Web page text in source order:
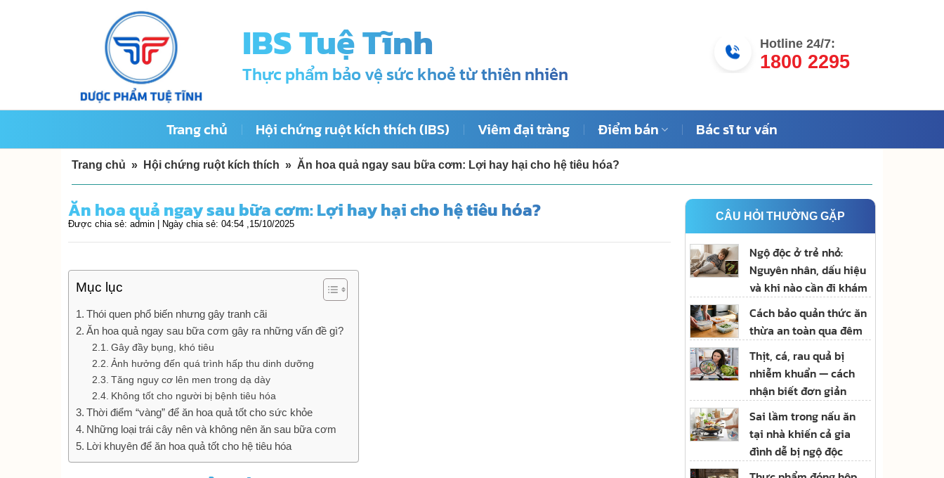
IBS Tuệ Tĩnh
Thực phẩm bảo vệ sức khoẻ từ thiên nhiên
Hotline 24/7:
1800 2295
Trang chủ Hội chứng ruột kích thích (IBS) Viêm đại tràng Điểm bán Bác sĩ tư vấn
Trang chủ » Hội chứng ruột kích thích » Ăn hoa quả ngay sau bữa cơm: Lợi hay hại cho hệ tiêu hóa?
Ăn hoa quả ngay sau bữa cơm: Lợi hay hại cho hệ tiêu hóa?
Được chia sẻ: admin | Ngày chia sẻ: 04:54 ,15/10/2025
Mục lục
Thói quen phổ biến nhưng gây tranh cãi
Ăn hoa quả ngay sau bữa cơm gây ra những vấn đề gì?
Gây đầy bụng, khó tiêu
Ảnh hưởng đến quá trình hấp thu dinh dưỡng
Tăng nguy cơ lên men trong dạ dày
Không tốt cho người bị bệnh tiêu hóa
Thời điểm “vàng” để ăn hoa quả tốt cho sức khỏe
Những loại trái cây nên và không nên ăn sau bữa cơm
Lời khuyên để ăn hoa quả tốt cho hệ tiêu hóa
CÂU HỎI THƯỜNG GẶP
Ngộ độc ở trẻ nhỏ:
Nguyên nhân, dấu hiệu
và khi nào cần đi khám
Cách bảo quản thức ăn
thừa an toàn qua đêm
Thịt, cá, rau quả bị
nhiễm khuẩn — cách
nhận biết đơn giản
Sai lầm trong nấu ăn
tại nhà khiến cả gia
đình dễ bị ngộ độc